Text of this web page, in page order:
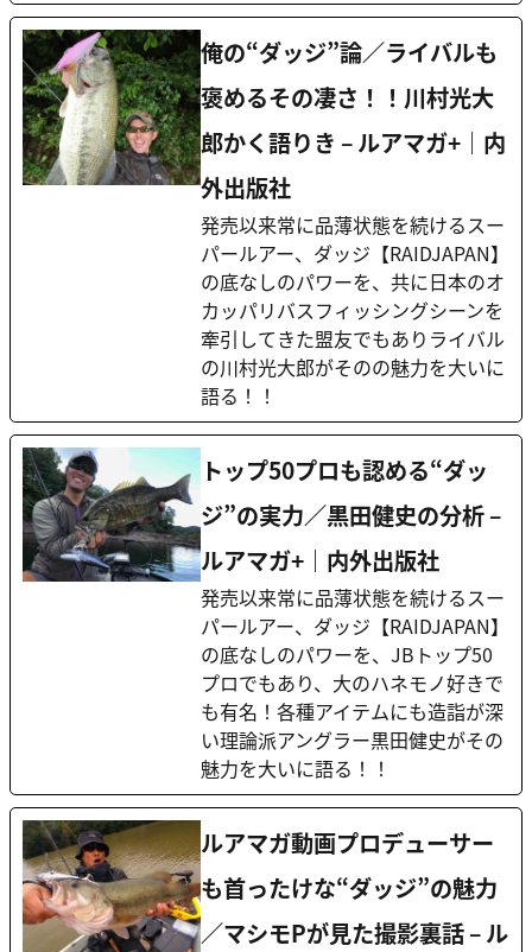
俺の“ダッジ”論／ライバルも
褒めるその凄さ！！川村光大
郎かく語りき – ルアマガ+｜内
外出版社
発売以来常に品薄状態を続けるスー
パールアー、ダッジ【RAIDJAPAN】
の底なしのパワーを、共に日本のオ
カッパリバスフィッシングシーンを
牽引してきた盟友でもありライバル
の川村光大郎がそのの魅力を大いに
語る！！
トップ50プロも認める“ダッ
ジ”の実力／黒田健史の分析 –
ルアマガ+｜内外出版社
発売以来常に品薄状態を続けるスー
パールアー、ダッジ【RAIDJAPAN】
の底なしのパワーを、JBトップ50
プロでもあり、大のハネモノ好きで
も有名！各種アイテムにも造詣が深
い理論派アングラー黒田健史がその
魅力を大いに語る！！
ルアマガ動画プロデューサー
も首ったけな“ダッジ”の魅力
／マシモPが見た撮影裏話 – ル